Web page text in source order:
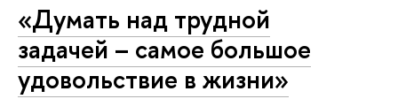
«Думать над трудной
задачей – самое большое
удовольствие в жизни»